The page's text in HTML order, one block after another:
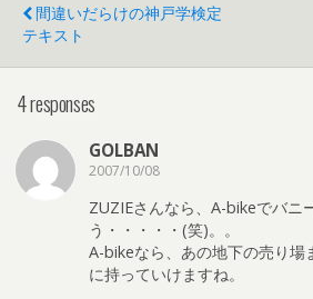
間違いだらけの神戸学検定
テキスト
4 responses
GOLBAN
2007/10/08
ZUZIEさんなら、A-bikeでバニ
う・・・・・(笑)。。
A-bikeなら、あの地下の売り場
に持っていけますね。